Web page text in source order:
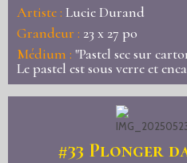
Artiste : Lucie Durand
Grandeur : 23 x 27 po
Médium : "Pastel sec sur
Le pastel est sous verre et
#33 Plonger